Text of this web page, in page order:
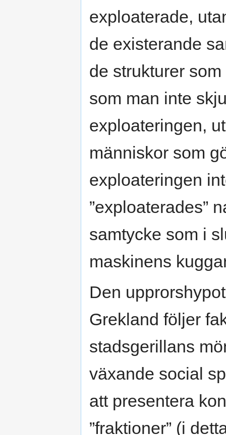
exploaterade,
de existerande
de strukturer
som man inte
exploateringen,
människor som
exploateringen
”exploaterades”
samtycke som i
maskinens
Den
Grekland följer
stadsgerillans
växande social
att presentera
”fraktioner” (i